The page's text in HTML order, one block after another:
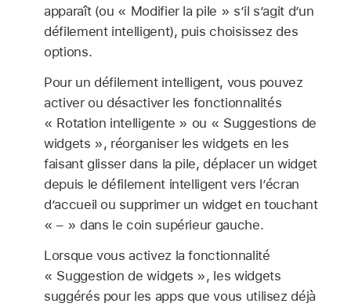
apparaît (ou « Modifier la pile » s’il s’agit d’un
défilement intelligent), puis choisissez des
options.
Pour un défilement intelligent, vous pouvez
activer ou désactiver les fonctionnalités
« Rotation intelligente » ou « Suggestions de
widgets », réorganiser les widgets en les
faisant glisser dans la pile, déplacer un widget
depuis le défilement intelligent vers l’écran
d’accueil ou supprimer un widget en touchant
« – » dans le coin supérieur gauche.
Lorsque vous activez la fonctionnalité
« Suggestion de widgets », les widgets
suggérés pour les apps que vous utilisez déjà